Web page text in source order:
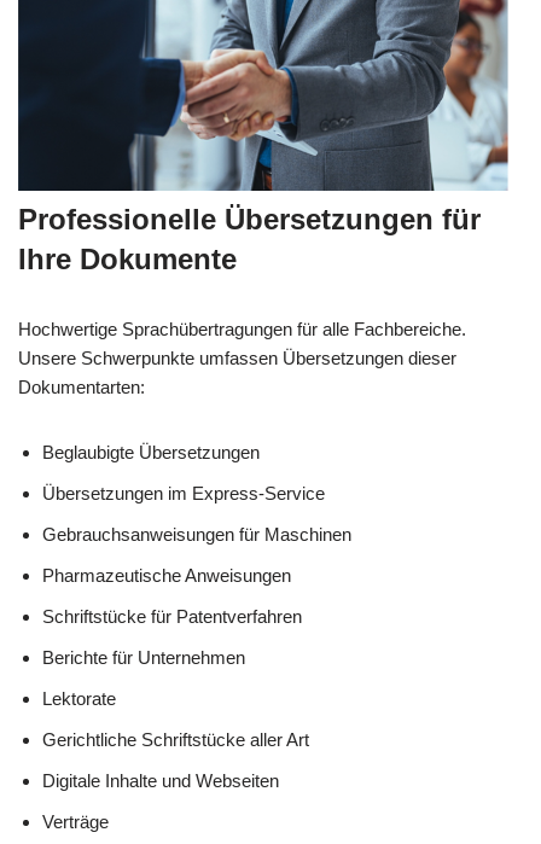
Professionelle Übersetzungen für
Ihre Dokumente
Hochwertige Sprachübertragungen für alle Fachbereiche.
Unsere Schwerpunkte umfassen Übersetzungen dieser
Dokumentarten:
Beglaubigte Übersetzungen
Übersetzungen im Express-Service
Gebrauchsanweisungen für Maschinen
Pharmazeutische Anweisungen
Schriftstücke für Patentverfahren
Berichte für Unternehmen
Lektorate
Gerichtliche Schriftstücke aller Art
Digitale Inhalte und Webseiten
Verträge